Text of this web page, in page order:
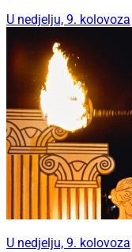
U nedjelju, 9. kolovoza
U nedjelju, 9. kolovoza